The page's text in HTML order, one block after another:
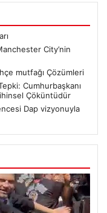
City’nin
mutfağı Çözümleri
Cumhurbaşkanı
Çöküntüdür
Dap vizyonuyla